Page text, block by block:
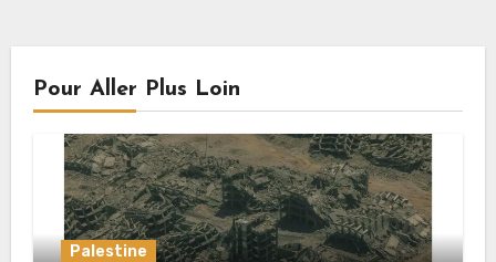
Pour Aller Plus Loin
Palestine